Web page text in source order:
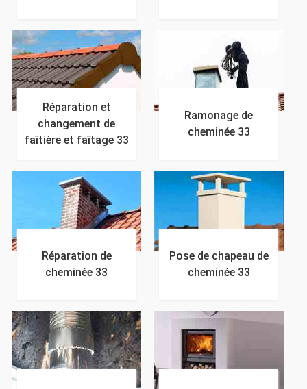
Réparation et
changement de
faîtière et faîtage 33
Ramonage de
cheminée 33
Réparation de
cheminée 33
Pose de chapeau de
cheminée 33